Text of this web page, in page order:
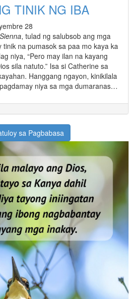
TINIK NG IBA
28
, tulad ng salubsob ang mga
tinik na pumasok sa paa mo kaya ka
niya, “Pero may ilan na kayang
sila natuto.” Isa si Catherine sa
Hanggang ngayon, kinikilala
niya sa mga dumaranas…
sa Pagbabasa